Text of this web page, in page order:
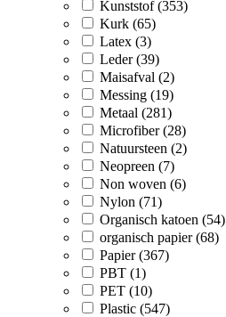
Kunststof (353)
Kurk (65)
Latex (3)
Leder (39)
Maisafval (2)
Messing (19)
Metaal (281)
Microfiber (28)
Natuursteen (2)
Neopreen (7)
Non woven (6)
Nylon (71)
Organisch katoen (54)
organisch papier (68)
Papier (367)
PBT (1)
PET (10)
Plastic (547)